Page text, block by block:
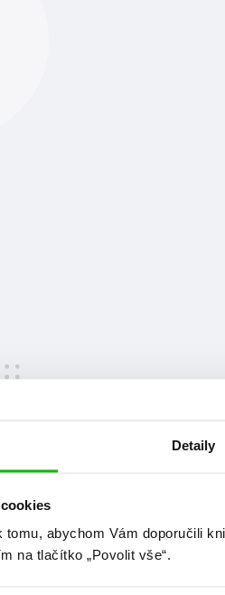
Detaily
tomu, abychom Vám doporučili
na tlačítko „Povolit vše“.